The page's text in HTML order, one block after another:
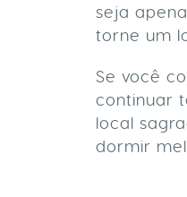
seja
torne um
Se você
continuar
local
dormir